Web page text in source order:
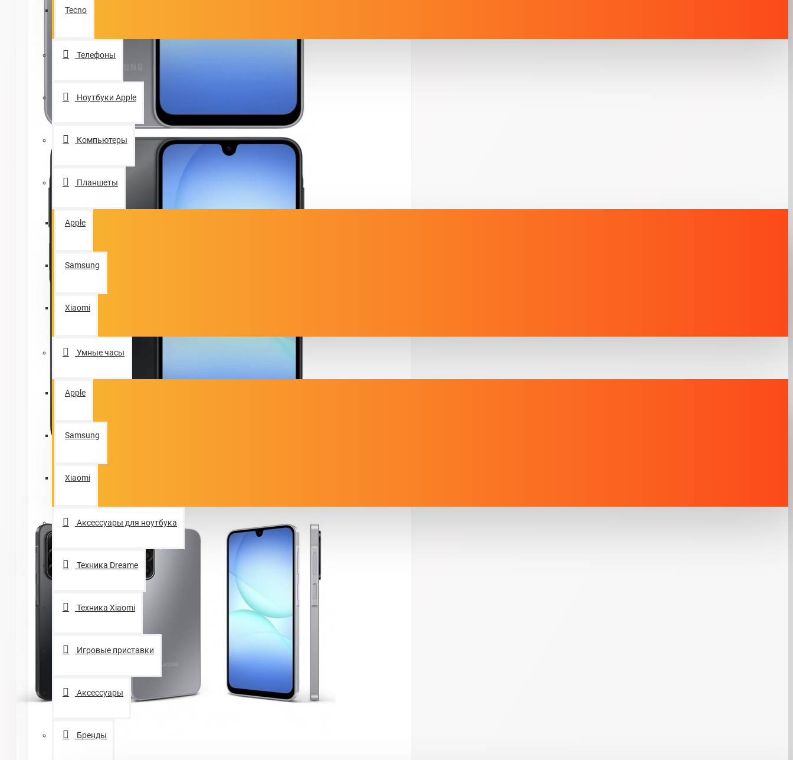
Tecno
Телефоны
Ноутбуки Apple
Компьютеры
Планшеты
Apple
Samsung
Xiaomi
Умные часы
Apple
Samsung
Xiaomi
Аксессуары для ноутбука
Техника Dreame
Техника Xiaomi
Игровые приставки
Аксессуары
Бренды